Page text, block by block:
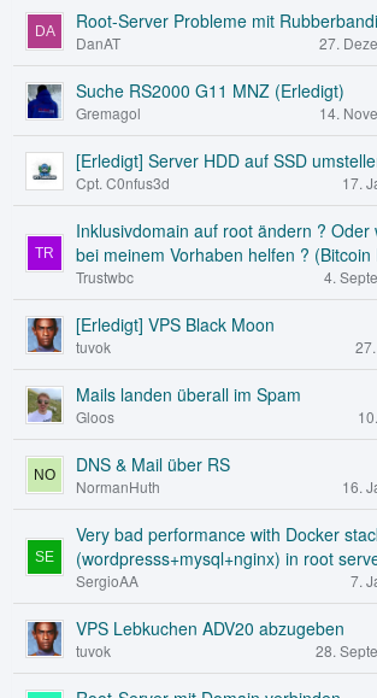
Root-Server Probleme mit
DanAT
27.
Suche RS2000 G11 MNZ (Erledigt)
Gremagol
14.
[Erledigt] Server HDD auf SSD
Cpt. C0nfus3d
17.
Inklusivdomain auf root ändern ? Oder
bei meinem Vorhaben helfen ? (Bitcoin
Trustwbc 4.
[Erledigt] VPS Black Moon
tuvok
Mails landen überall im Spam
Gloos
DNS & Mail über RS
NormanHuth
16.
Very bad performance with Docker
(wordpresss+mysql+nginx) in root
SergioAA 7.
VPS Lebkuchen ADV20 abzugeben
tuvok
28.